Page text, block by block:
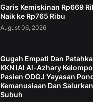
Garis Kemiskinan Rp669
Naik ke Rp765 Ribu
August 06, 2026
Gugah Empati Dan
KKN IAI Al-Azhary
Pasien ODGJ Yayasan
Kemanusiaan Dan
Subuh